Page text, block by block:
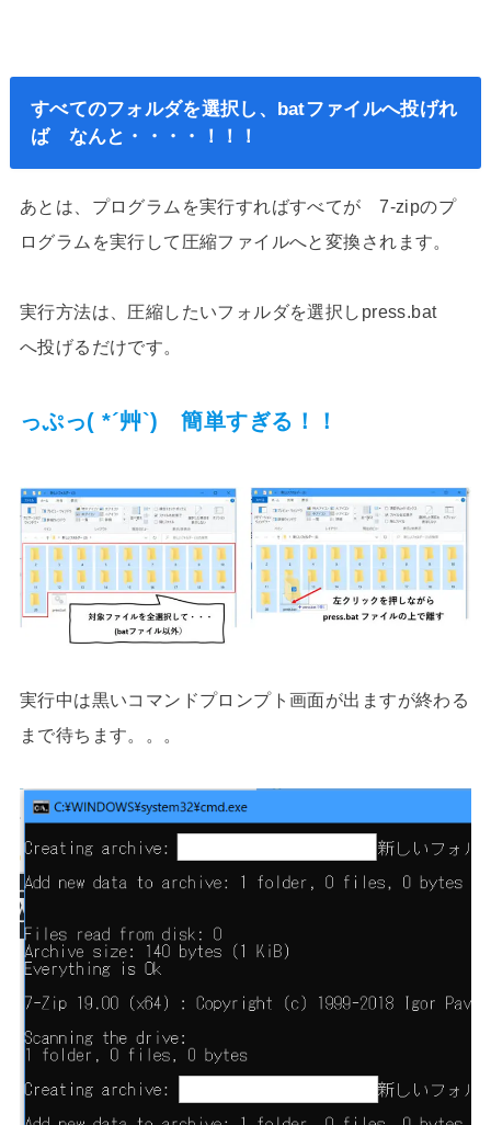
すべてのフォルダを選択し、batファイルへ投げれ
ば なんと・・・・！！！
あとは、プログラムを実行すればすべてが 7-zipのプ
ログラムを実行して圧縮ファイルへと変換されます。
実行方法は、圧縮したいフォルダを選択しpress.bat
へ投げるだけです。
っぷっ( *´艸`) 簡単すぎる！！
実行中は黒いコマンドプロンプト画面が出ますが終わる
まで待ちます。。。